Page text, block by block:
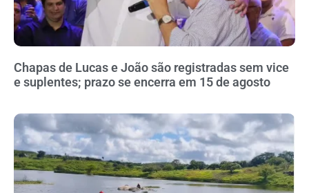
Chapas de Lucas e João são registradas sem vice
e suplentes; prazo se encerra em 15 de agosto